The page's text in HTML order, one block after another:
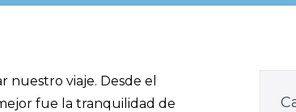
nuestro viaje. Desde el
fue la tranquilidad de